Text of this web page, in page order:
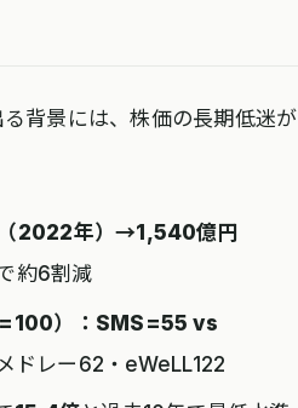
背景には、株価の長期低迷が
2022年）→1,540億円
約6割減
）：SMS=55 vs
ドレー62・eWeLL122